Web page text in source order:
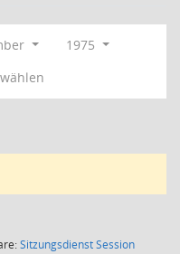
1975
SitzungsdienstSession(Wird in